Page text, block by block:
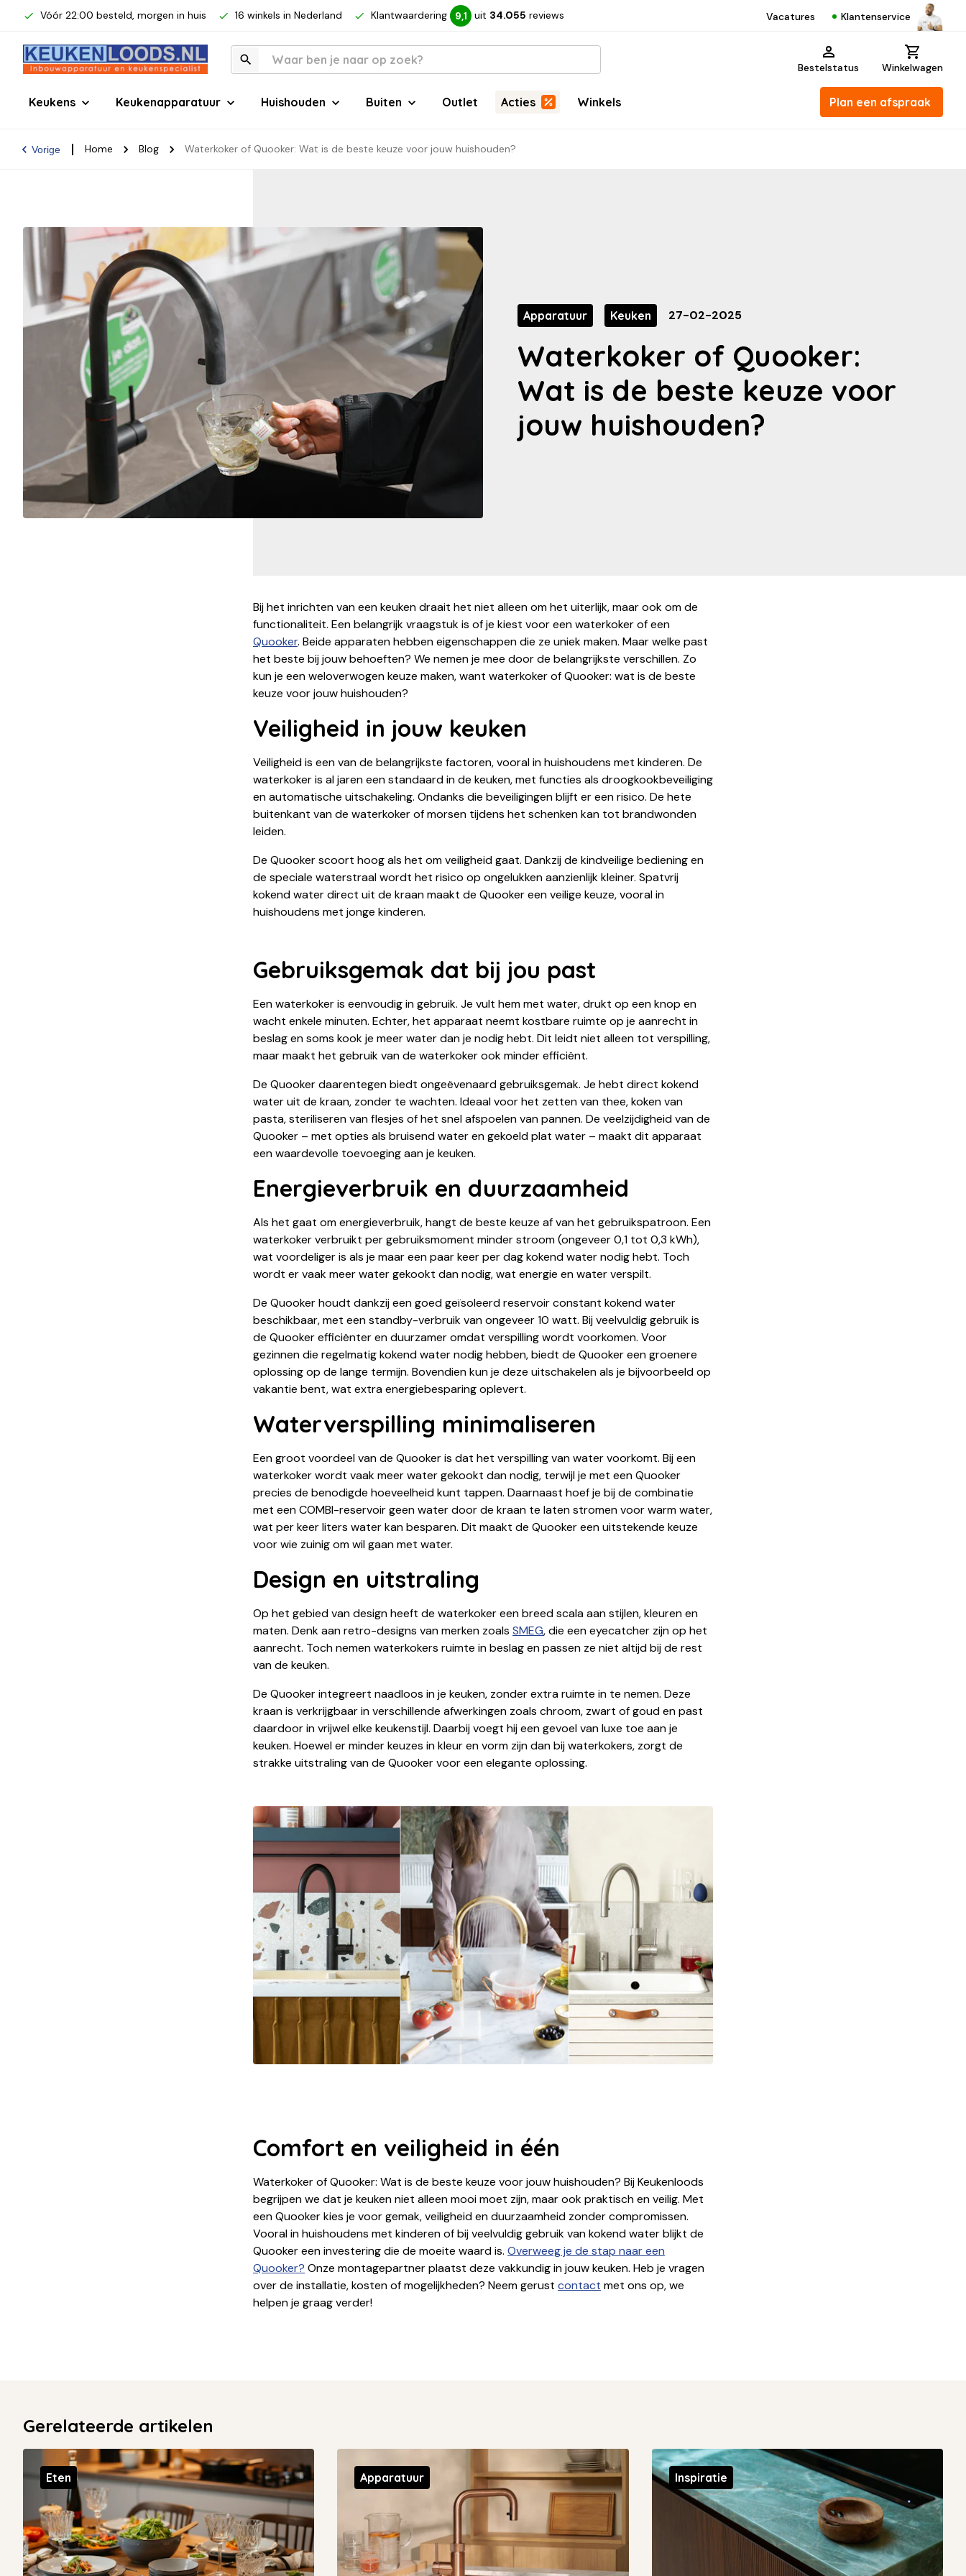
Vóór 22:00 besteld, morgen in huis 16 winkels in Nederland Klantwaardering 9,1 uit 34.055 reviews Vacatures Klantenservice
Bestelstatus Winkelwagen
Keukens Keukenapparatuur Huishouden Buiten Outlet Acties Winkels Plan een afspraak
Vorige Home Blog Waterkoker of Quooker: Wat is de beste keuze voor jouw huishouden?
Apparatuur Keuken 27-02-2025
Waterkoker of Quooker:
Wat is de beste keuze voor
jouw huishouden?
Bij het inrichten van een keuken draait het niet alleen om het uiterlijk, maar ook om de
functionaliteit. Een belangrijk vraagstuk is of je kiest voor een waterkoker of een
Quooker. Beide apparaten hebben eigenschappen die ze uniek maken. Maar welke past
het beste bij jouw behoeften? We nemen je mee door de belangrijkste verschillen. Zo
kun je een weloverwogen keuze maken, want waterkoker of Quooker: wat is de beste
keuze voor jouw huishouden?
Veiligheid in jouw keuken
Veiligheid is een van de belangrijkste factoren, vooral in huishoudens met kinderen. De
waterkoker is al jaren een standaard in de keuken, met functies als droogkookbeveiliging
en automatische uitschakeling. Ondanks die beveiligingen blijft er een risico. De hete
buitenkant van de waterkoker of morsen tijdens het schenken kan tot brandwonden
leiden.
De Quooker scoort hoog als het om veiligheid gaat. Dankzij de kindveilige bediening en
de speciale waterstraal wordt het risico op ongelukken aanzienlijk kleiner. Spatvrij
kokend water direct uit de kraan maakt de Quooker een veilige keuze, vooral in
huishoudens met jonge kinderen.
Gebruiksgemak dat bij jou past
Een waterkoker is eenvoudig in gebruik. Je vult hem met water, drukt op een knop en
wacht enkele minuten. Echter, het apparaat neemt kostbare ruimte op je aanrecht in
beslag en soms kook je meer water dan je nodig hebt. Dit leidt niet alleen tot verspilling,
maar maakt het gebruik van de waterkoker ook minder efficiënt.
De Quooker daarentegen biedt ongeëvenaard gebruiksgemak. Je hebt direct kokend
water uit de kraan, zonder te wachten. Ideaal voor het zetten van thee, koken van
pasta, steriliseren van flesjes of het snel afspoelen van pannen. De veelzijdigheid van de
Quooker – met opties als bruisend water en gekoeld plat water – maakt dit apparaat
een waardevolle toevoeging aan je keuken.
Energieverbruik en duurzaamheid
Als het gaat om energieverbruik, hangt de beste keuze af van het gebruikspatroon. Een
waterkoker verbruikt per gebruiksmoment minder stroom (ongeveer 0,1 tot 0,3 kWh),
wat voordeliger is als je maar een paar keer per dag kokend water nodig hebt. Toch
wordt er vaak meer water gekookt dan nodig, wat energie en water verspilt.
De Quooker houdt dankzij een goed geïsoleerd reservoir constant kokend water
beschikbaar, met een standby-verbruik van ongeveer 10 watt. Bij veelvuldig gebruik is
de Quooker efficiënter en duurzamer omdat verspilling wordt voorkomen. Voor
gezinnen die regelmatig kokend water nodig hebben, biedt de Quooker een groenere
oplossing op de lange termijn. Bovendien kun je deze uitschakelen als je bijvoorbeeld op
vakantie bent, wat extra energiebesparing oplevert.
Waterverspilling minimaliseren
Een groot voordeel van de Quooker is dat het verspilling van water voorkomt. Bij een
waterkoker wordt vaak meer water gekookt dan nodig, terwijl je met een Quooker
precies de benodigde hoeveelheid kunt tappen. Daarnaast hoef je bij de combinatie
met een COMBI-reservoir geen water door de kraan te laten stromen voor warm water,
wat per keer liters water kan besparen. Dit maakt de Quooker een uitstekende keuze
voor wie zuinig om wil gaan met water.
Design en uitstraling
Op het gebied van design heeft de waterkoker een breed scala aan stijlen, kleuren en
maten. Denk aan retro-designs van merken zoals SMEG, die een eyecatcher zijn op het
aanrecht. Toch nemen waterkokers ruimte in beslag en passen ze niet altijd bij de rest
van de keuken.
De Quooker integreert naadloos in je keuken, zonder extra ruimte in te nemen. Deze
kraan is verkrijgbaar in verschillende afwerkingen zoals chroom, zwart of goud en past
daardoor in vrijwel elke keukenstijl. Daarbij voegt hij een gevoel van luxe toe aan je
keuken. Hoewel er minder keuzes in kleur en vorm zijn dan bij waterkokers, zorgt de
strakke uitstraling van de Quooker voor een elegante oplossing.
Comfort en veiligheid in één
Waterkoker of Quooker: Wat is de beste keuze voor jouw huishouden? Bij Keukenloods
begrijpen we dat je keuken niet alleen mooi moet zijn, maar ook praktisch en veilig. Met
een Quooker kies je voor gemak, veiligheid en duurzaamheid zonder compromissen.
Vooral in huishoudens met kinderen of bij veelvuldig gebruik van kokend water blijkt de
Quooker een investering die de moeite waard is. Overweeg je de stap naar een
Quooker? Onze montagepartner plaatst deze vakkundig in jouw keuken. Heb je vragen
over de installatie, kosten of mogelijkheden? Neem gerust contact met ons op, we
helpen je graag verder!
Gerelateerde artikelen
Eten Apparatuur Inspiratie